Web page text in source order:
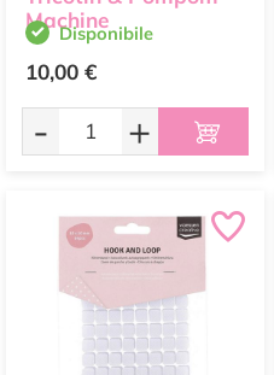
Machine
Disponibile
10,00 €
- +